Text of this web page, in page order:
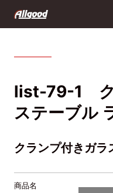
list-79-1 ク
ステーブル
クランプ付きガラ
商品名